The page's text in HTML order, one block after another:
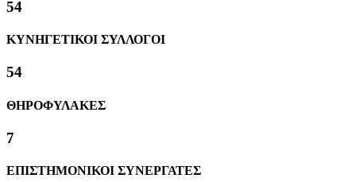
58
ΚΥΝΗΓΕΤΙΚΟΙ ΣΥΛΛΟΓΟΙ
58
ΘΗΡΟΦΥΛΑΚΕΣ
8
ΕΠΙΣΤΗΜΟΝΙΚΟΙ ΣΥΝΕΡΓΑΤΕΣ